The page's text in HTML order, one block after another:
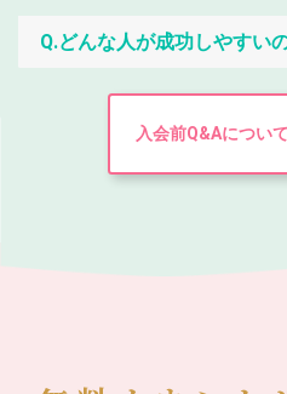
Q.どんな人が成功しやすい
入会前Q&Aについ